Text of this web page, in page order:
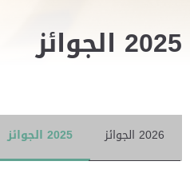
2025 الجوائز
2026 الجوائز 2025 الجوائز